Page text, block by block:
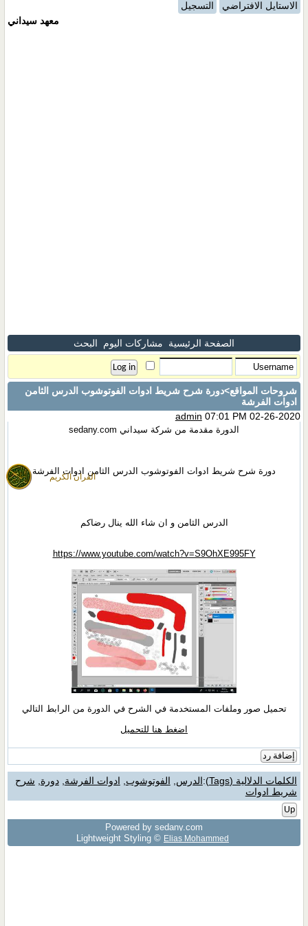
القران الكريم
الاستايل الافتراضي
التسجيل
معهد سيداني
الصفحة الرئيسية مشاركات اليوم البحث
شروحات المواقع>دورة شرح شريط ادوات الفوتوشوب الدرس الثامن
ادوات الفرشة
admin 07:01 PM 02-26-2020
الدورة مقدمة من شركة سيداني sedany.com
دورة شرح شريط ادوات الفوتوشوب الدرس الثامن ادوات الفرشة
الدرس الثامن و ان شاء الله ينال رضاكم
https://www.youtube.com/watch?v=S9OhXE995FY
تحميل صور وملفات المستخدمة في الشرح في الدورة من الرابط التالي
اضغط هنا للتحميل
إضافة رد
الكلمات الدلالية (Tags) :الدرس الفوتوشوب ادوات الفرشة ,دورة
شرح
شريط ادوات
Up
Powered by sedany.com
Lightweight Styling © Elias Mohammed